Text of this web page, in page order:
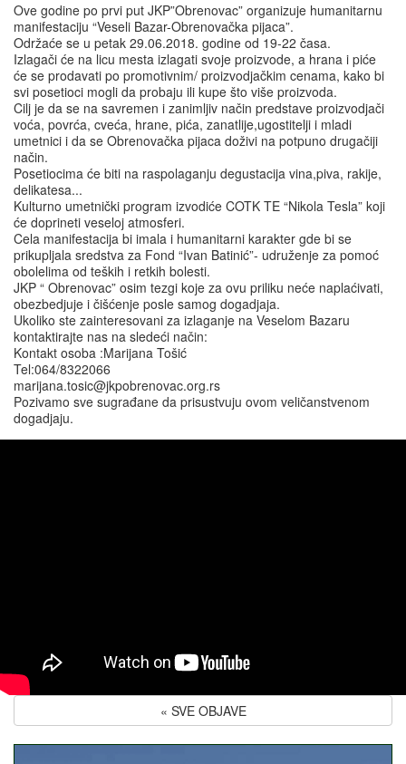
Ove godine po prvi put JKP”Obrenovac” organizuje humanitarnu
manifestaciju “Veseli Bazar-Obrenovačka pijaca”.
Održaće se u petak 29.06.2018. godine od 19-22 časa.
Izlagači će na licu mesta izlagati svoje proizvode, a hrana i piće
će se prodavati po promotivnim/ proizvodjačkim cenama, kako bi
svi posetioci mogli da probaju ili kupe što više proizvoda.
Cilj je da se na savremen i zanimljiv način predstave proizvodjači
voća, povrća, cveća, hrane, pića, zanatlije,ugostitelji i mladi
umetnici i da se Obrenovačka pijaca doživi na potpuno drugačiji
način.
Posetiocima će biti na raspolaganju degustacija vina,piva, rakije,
delikatesa...
Kulturno umetnički program izvodiće COTK TE “Nikola Tesla” koji
će doprineti veseloj atmosferi.
Cela manifestacija bi imala i humanitarni karakter gde bi se
prikupljala sredstva za Fond “Ivan Batinić”- udruženje za pomoć
obolelima od teških i retkih bolesti.
JKP “ Obrenovac” osim tezgi koje za ovu priliku neće naplaćivati,
obezbedjuje i čišćenje posle samog dogadjaja.
Ukoliko ste zainteresovani za izlaganje na Veselom Bazaru
kontaktirajte nas na sledeći način:
Kontakt osoba :Marijana Tošić
Tel:064/8322066
marijana.tosic@jkpobrenovac.org.rs
Pozivamo sve sugrađane da prisustvuju ovom veličanstvenom
dogadjaju.
« SVE OBJAVE